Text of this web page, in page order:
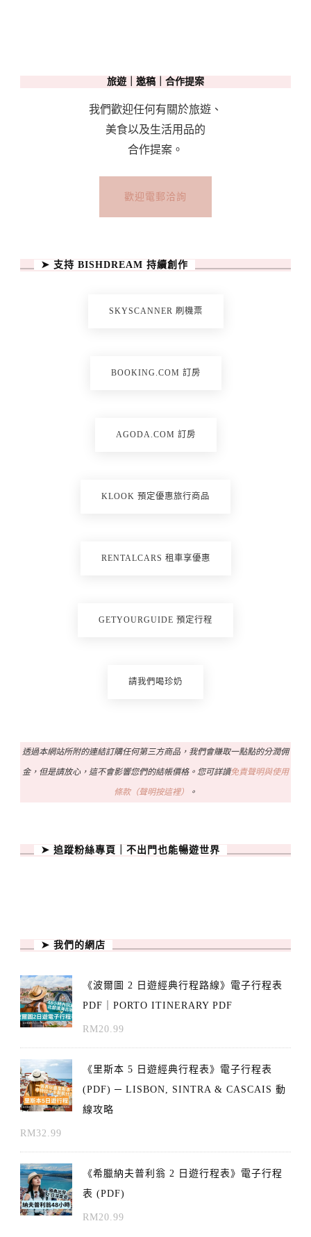
旅遊｜邀稿｜合作提案
我們歡迎任何有關於旅遊、
美食以及生活用品的
合作提案。
歡迎電郵洽詢
➤ 支持 BISHDREAM 持續創作
SKYSCANNER 刷機票
BOOKING.COM 訂房
AGODA.COM 訂房
KLOOK 預定優惠旅行商品
RENTALCARS 租車享優惠
GETYOURGUIDE 預定行程
請我們喝珍奶
透過本網站所附的連結訂購任何第三方商品，我們會賺取一點點的分潤佣
金，但是請放心，這不會影響您們的結帳價格。您可詳讀免責聲明與使用
條款（聲明按這裡） 。
➤ 追蹤粉絲專頁｜不出門也能暢遊世界
➤ 我們的網店
《波爾圖 2 日遊經典行程路線》電子行程表
PDF｜PORTO ITINERARY PDF
RM20.99
《里斯本 5 日遊經典行程表》電子行程表
(PDF) ─ LISBON, SINTRA & CASCAIS 動
線攻略
RM32.99
《希臘納夫普利翁 2 日遊行程表》電子行程
表 (PDF)
RM20.99